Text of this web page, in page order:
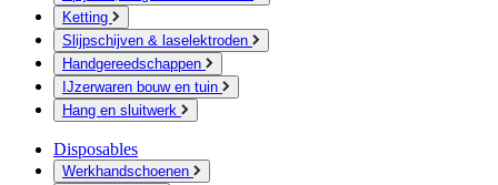
Ketting
Slijpschijven & laselektroden
Handgereedschappen
IJzerwaren bouw en tuin
Hang en sluitwerk
Disposables
Werkhandschoenen